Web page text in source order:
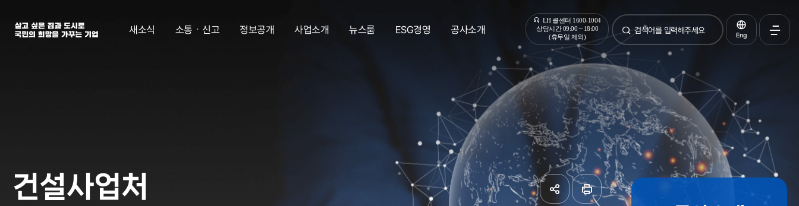
살고 싶은 집과 도시로 국민의 희망을 가꾸는 기업 | 한국토지주택공사
LH 콜센터 1600-1004
상담시간 09:00 ~ 18:00
(휴무일 제외)
통합검색
검색 Eng
새소식 소통ㆍ신고 정보공개 사업소개 뉴스룸 ESG경영 공사소개
건설사업처